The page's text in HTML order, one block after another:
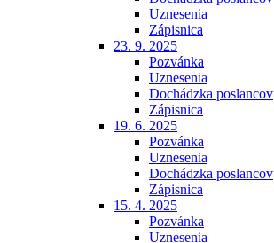
Uznesenia
Zápisnica
23. 9. 2025
Pozvánka
Uznesenia
Dochádzka poslancov
Zápisnica
19. 6. 2025
Pozvánka
Uznesenia
Dochádzka poslancov
Zápisnica
15. 4. 2025
Pozvánka
Uznesenia